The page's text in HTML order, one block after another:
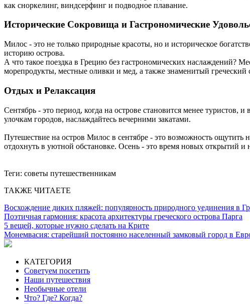
как сноркелинг, виндсерфинг и подводное плавание.
Исторические Сокровища и Гастрономические
Милос - это не только природные красоты, но и историческое
историю острова.
А что такое поездка в Грецию без гастрономических наслаждений?
морепродукты, местные оливки и мед, а также знаменитый греческий
Отдых и Релаксация
Сентябрь - это период, когда на острове становится менее туристов,
улочкам городов, наслаждайтесь вечерними закатами.
Путешествие на остров Милос в сентябре - это возможность
отдохнуть в уютной обстановке. Осень - это время новых открытий и
Теги: советы путешественникам
ТАКЖЕ ЧИТАЕТЕ
Восхождение диких пляжей: популярность природного уединения в
Поэтичная гармония: красота архитектуры греческого острова Парга
5 вещей, которые нужно сделать на Крите
Монемвасия: старейший постоянно населенный замковый город в
КАТЕГОРИЯ
Советуем посетить
Наши путешествия
Необычные отели
Что? Где? Когда?